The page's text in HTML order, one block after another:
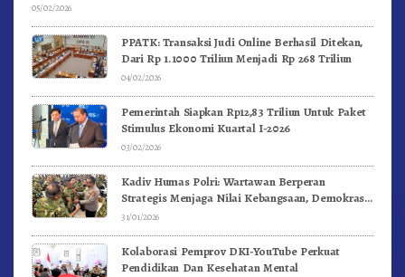
05/02/2026
PPATK: Transaksi Judi Online Berhasil Ditekan,
Dari Rp 1.1000 Triliun Menjadi Rp 268 Triliun
04/02/2026
Pemerintah Siapkan Rp12,83 Triliun Untuk Paket
Stimulus Ekonomi Kuartal I-2026
03/02/2026
Kadiv Humas Polri: Wartawan Berperan
Strategis Menjaga Nilai Kebangsaan, Demokrasi,
dan NKRI
31/01/2026
Kolaborasi Pemprov DKI-YouTube Perkuat
Pendidikan Dan Kesehatan Mental